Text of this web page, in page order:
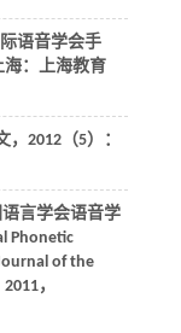
语音学会手
：上海教育
2012（5）：
语言学会语音学
Phonetic
of the
，